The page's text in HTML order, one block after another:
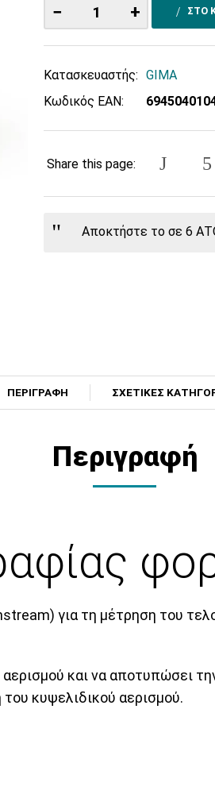
− + ΣΤΟ
Κατασκευαστής: GIMA
Κωδικός EAN:
Share this page:
Αποκτήστε το σε 6
ΠΕΡΙΓΡΑΦΗ ΣΧΕΤΙΚΕΣ
Περιγραφή
για τη μέτρηση του
και να αποτυπώσει
κυψελιδικού αερισμού.